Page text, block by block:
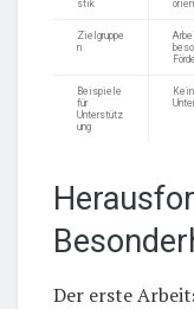
stik
Zielgruppe
n
Beispiele
für
Unterstütz
ung
Der erste